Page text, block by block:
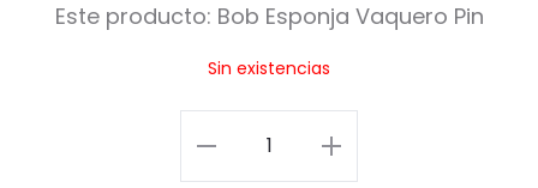
o
j
Este producto: Bob Esponja Vaquero Pin
Sin existencias
Bob